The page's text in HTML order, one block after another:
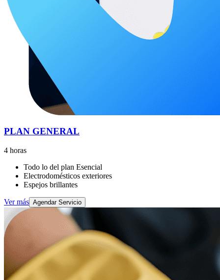
PLAN GENERAL
4 horas
Todo lo del plan Esencial
Electrodomésticos exteriores
Espejos brillantes
Ver más Agendar Servicio